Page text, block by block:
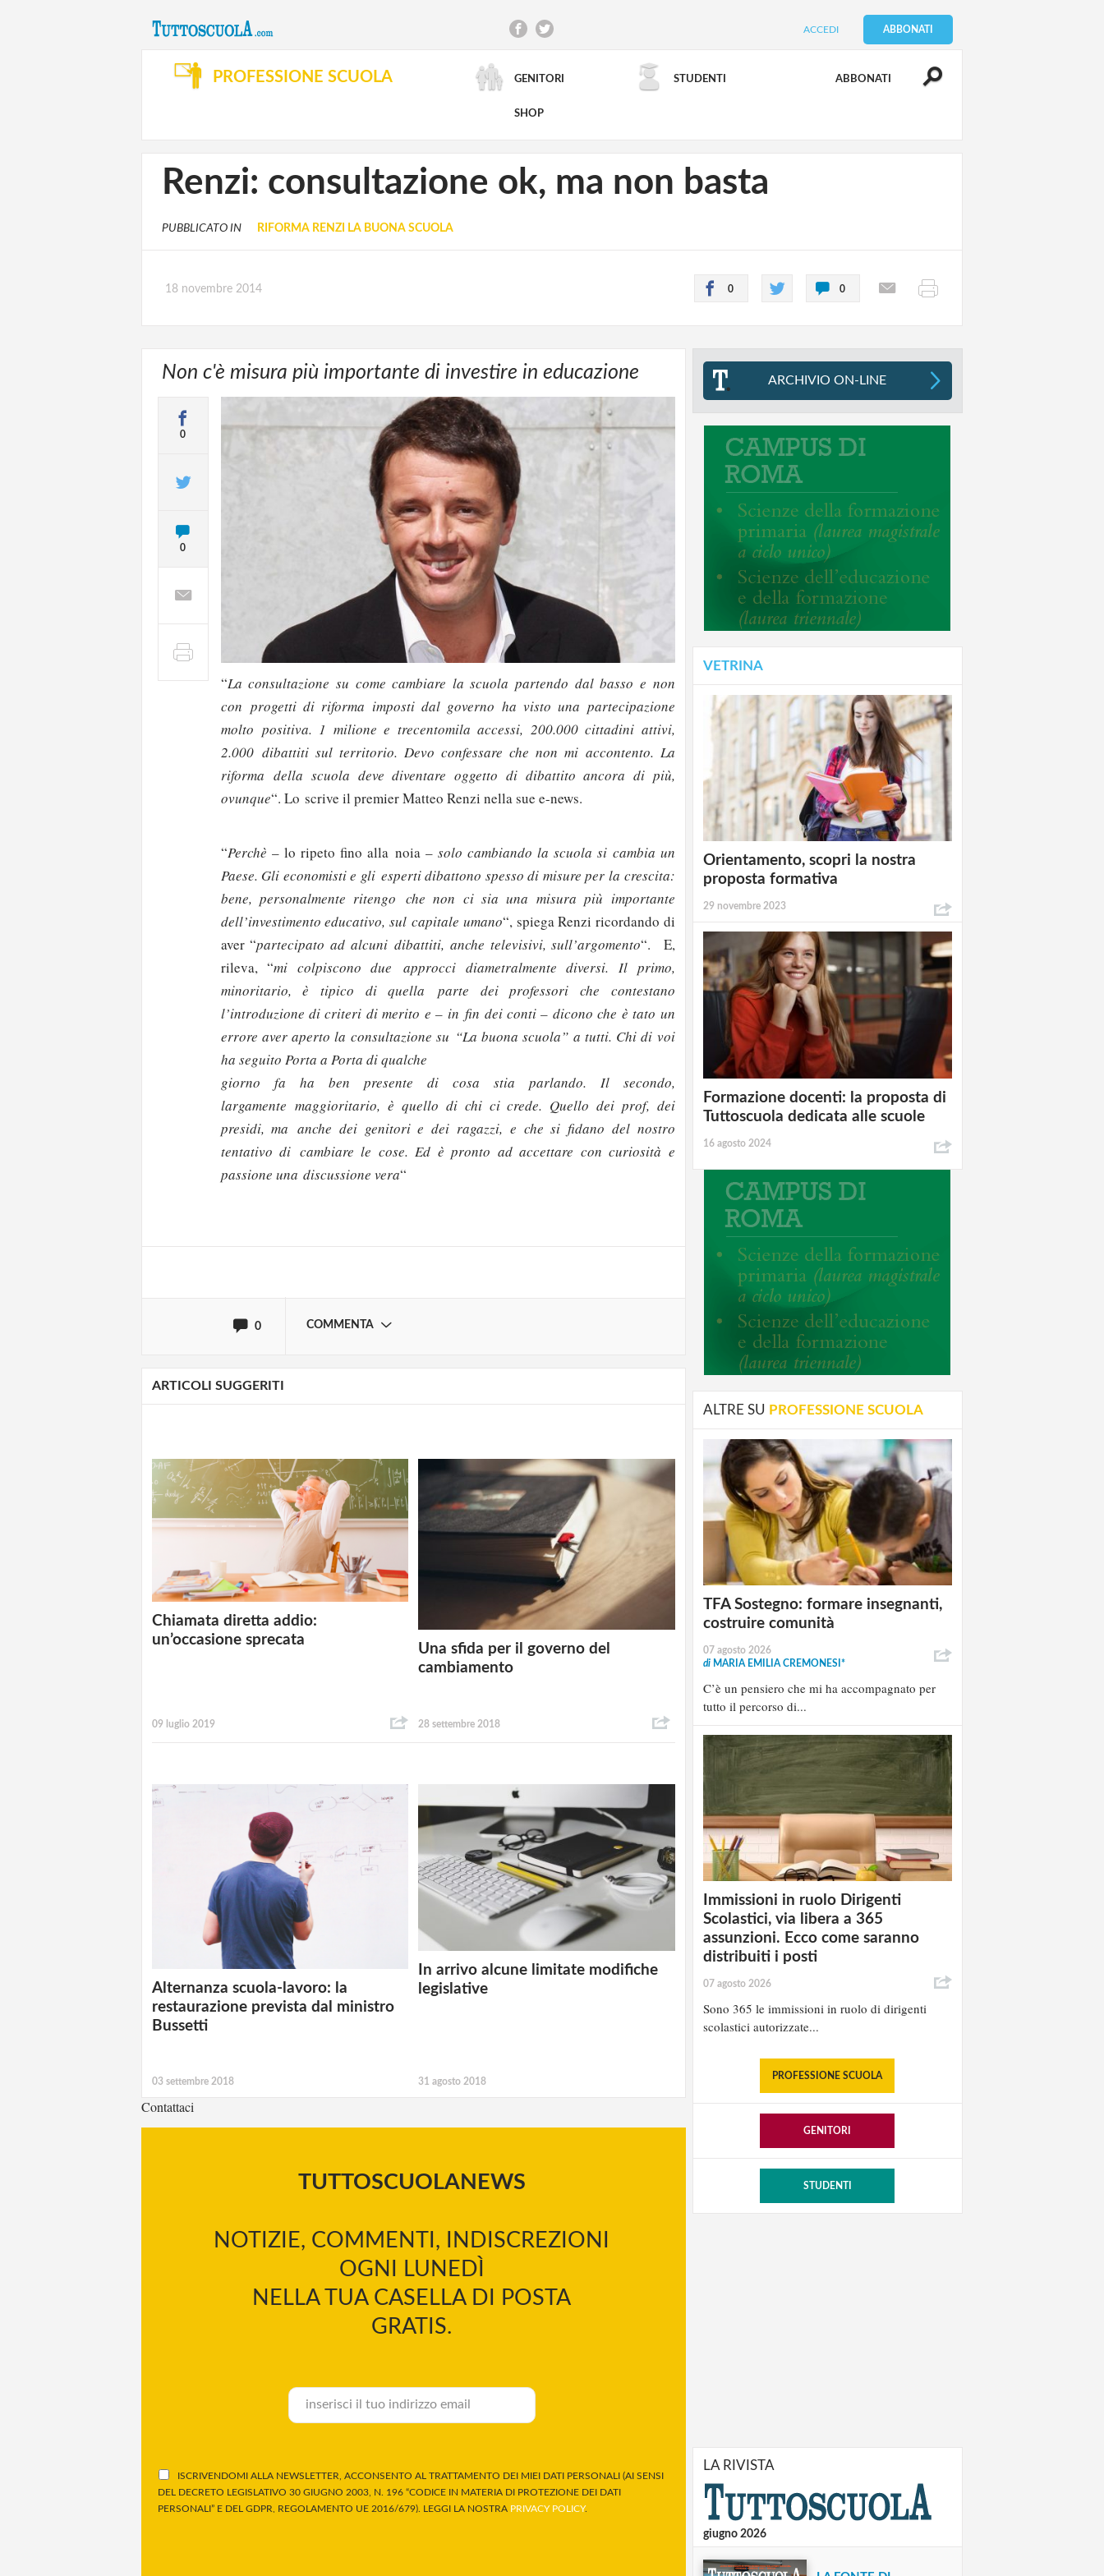
ACCEDI ABBONATI
PROFESSIONE SCUOLA GENITORI STUDENTI ABBONATI
SHOP
RICERCA AVANZATA
Renzi: consultazione ok, ma non basta
PUBBLICATO IN RIFORMA RENZI LA BUONA SCUOLA
18 novembre 2014 0 0
Non c'è misura più importante di investire in educazione
0
0
“La consultazione su come cambiare la scuola partendo dal basso e non
con progetti di riforma imposti dal governo ha visto una partecipazione
molto positiva. 1 milione e trecentomila accessi, 200.000 cittadini attivi,
2.000 dibattiti sul territorio. Devo confessare che non mi accontento. La
riforma della scuola deve diventare oggetto di dibattito ancora di più,
ovunque“. Lo scrive il premier Matteo Renzi nella sue e-news.
“Perchè – lo ripeto fino alla noia –solo cambiando la scuola si cambia un
Paese. Gli economisti e gli esperti dibattono spesso di misure per la crescita:
bene, personalmente ritengo che non ci sia una misura più importante
dell’investimento educativo, sulcapitale umano“, spiega Renzi ricordando di
aver “partecipato ad alcuni dibattiti, anche televisivi, sull’argomento“. E,
rileva, “mi colpiscono due approcci diametralmente diversi. Il primo,
minoritario, è tipico di quella parte dei professori che contestano
l’introduzione di criteri di merito e – in fin dei conti – dicono che è tato un
errore aver aperto la consultazione su “La buona scuola” a tutti. Chi di voi
ha seguito Porta a Porta di qualche
giorno fa ha ben presente di cosa stia parlando. Il secondo,
largamente maggioritario, è quello di chi ci crede. Quello dei prof, dei
presidi, ma anche dei genitori e dei ragazzi, e che si fidano del nostro
tentativo di cambiare le cose. Ed è pronto ad accettare con curiosità e
passione una discussione vera“
0 COMMENTA
Solo gli utenti registrati possono commentare!
ARTICOLI SUGGERITI
Chiamata diretta addio:
un’occasione sprecata
09 luglio 2019
Una sfida per il governo del
cambiamento
28 settembre 2018
Alternanza scuola-lavoro: la
restaurazione prevista dal ministro
Bussetti
03 settembre 2018
In arrivo alcune limitate modifiche
legislative
31 agosto 2018
Contattaci
TUTTOSCUOLANEWS
NOTIZIE, COMMENTI, INDISCREZIONI
OGNI LUNEDÌ
NELLA TUA CASELLA DI POSTA
GRATIS.
ISCRIVENDOMI ALLA NEWSLETTER, ACCONSENTO AL TRATTAMENTO DEI MIEI DATI PERSONALI (AI SENSI
DEL DECRETO LEGISLATIVO 30 GIUGNO 2003, N. 196 “CODICE IN MATERIA DI PROTEZIONE DEI DATI
PERSONALI” E DEL GDPR, REGOLAMENTO UE 2016/679). LEGGI LA NOSTRA PRIVACY POLICY.
ARCHIVIO ON-LINE
VETRINA
Orientamento, scopri la nostra
proposta formativa
29 novembre 2023
Formazione docenti: la proposta di
Tuttoscuola dedicata alle scuole
16 agosto 2024
ALTRE SU PROFESSIONE SCUOLA
TFA Sostegno: formare insegnanti,
costruire comunità
07 agosto 2026
di MARIA EMILIA CREMONESI*
C’è un pensiero che mi ha accompagnato per
tutto il percorso di...
Immissioni in ruolo Dirigenti
Scolastici, via libera a 365
assunzioni. Ecco come saranno
distribuiti i posti
07 agosto 2026
Sono 365 le immissioni in ruolo di dirigenti
scolastici autorizzate...
PROFESSIONE SCUOLA
GENITORI
STUDENTI
LA RIVISTA
giugno 2026